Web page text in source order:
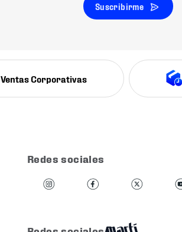
Suscribirme
Ventas Corporativas
Redes sociales